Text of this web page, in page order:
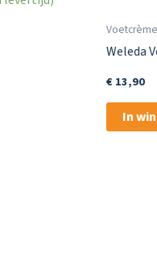
Voetcrème
Weleda
€13,90
In